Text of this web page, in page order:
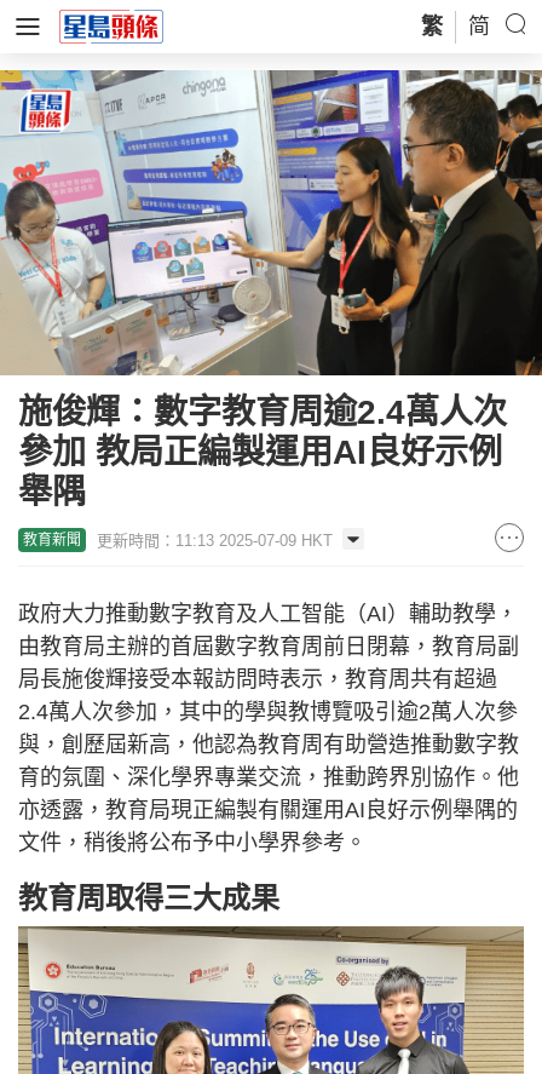
繁 简
施俊輝：數字教育周逾2.4萬人次
參加 教局正編製運用AI良好示例
舉隅
教育新聞 更新時間：11:13 2025-07-09 HKT
政府大力推動數字教育及人工智能（AI）輔助教學，
由教育局主辦的首屆數字教育周前日閉幕，教育局副
局長施俊輝接受本報訪問時表示，教育周共有超過
2.4萬人次參加，其中的學與教博覽吸引逾2萬人次參
與，創歷屆新高，他認為教育周有助營造推動數字教
育的氛圍、深化學界專業交流，推動跨界別協作。他
亦透露，教育局現正編製有關運用AI良好示例舉隅的
文件，稍後將公布予中小學界參考。
教育周取得三大成果